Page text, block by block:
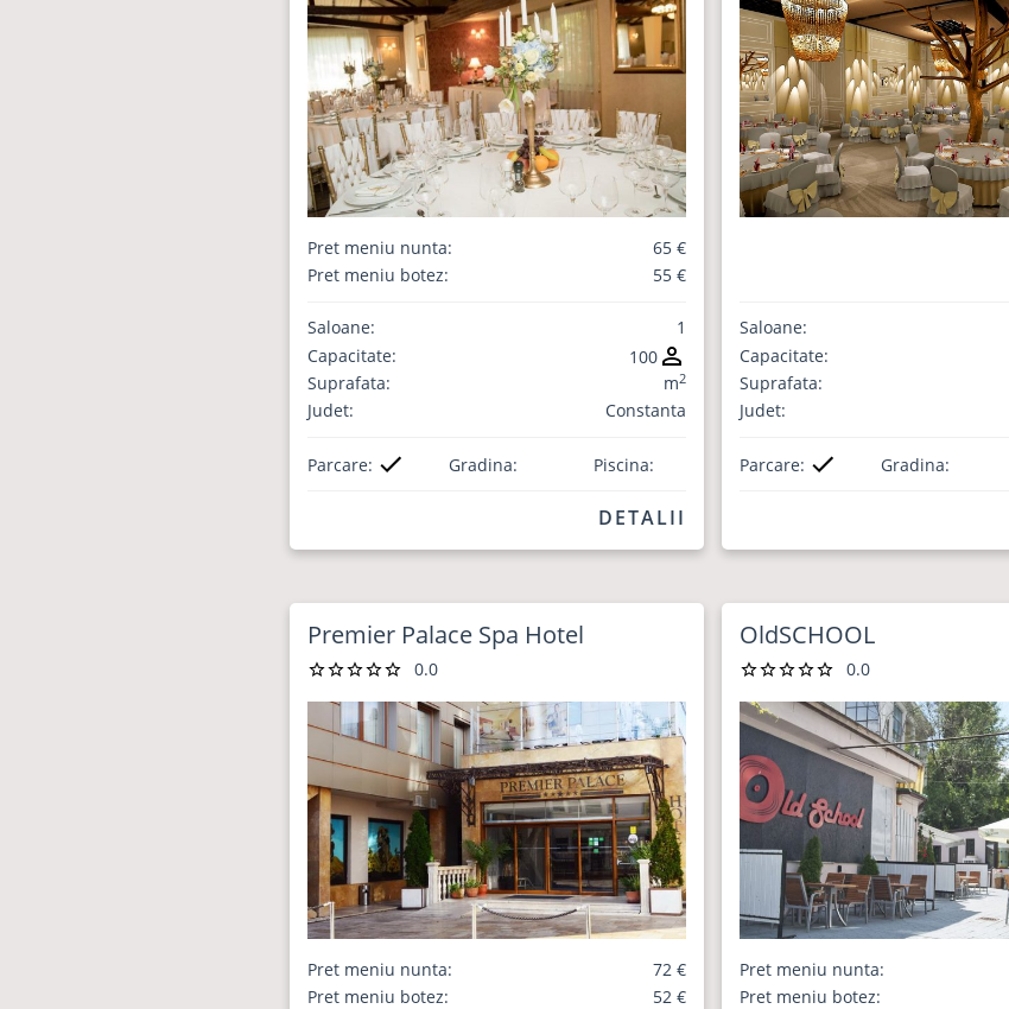
Pret meniu nunta:
65 €
Pret meniu botez:
55 €
Saloane:
1
Capacitate:
100
Suprafata:
m2
Judet: Constanta
Parcare: Gradina: Piscina:
DETALII
Saloane:
Capacitate:
Suprafata:
Judet:
Parcare: Gradina:
Premier Palace Spa Hotel
0.0
Pret meniu nunta:
72 €
Pret meniu botez:
52 €
OldSCHOOL
0.0
Pret meniu nunta:
Pret meniu botez: